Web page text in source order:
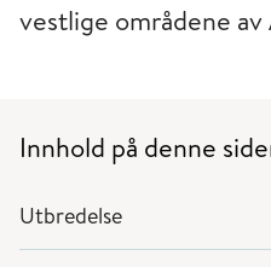
vestlige områdene av
Innhold på denne
Utbredelse